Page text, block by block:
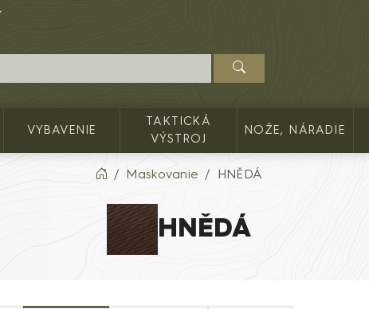
VYBAVENIE
TAKTICKÁ
VÝSTROJ
NOŽE, NÁRADIE
Maskovanie HNĚDÁ
HNĚDÁ